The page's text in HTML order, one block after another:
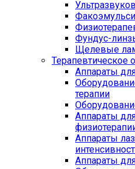
Фундус-
Щелевые
Терапевтическое
Аппараты
терапии
Аппараты
Аппараты
Аппараты